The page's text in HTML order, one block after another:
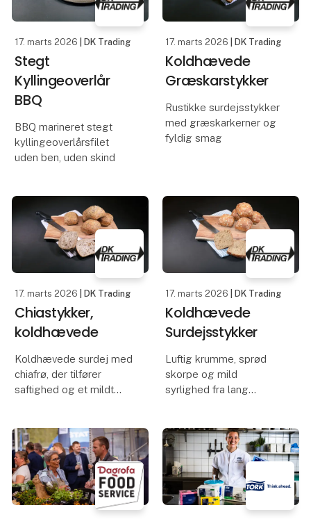
frugter særdeles god
sammen med solide
17. marts 2026 | DK Trading
Stegt
Kyllingeoverlår
BBQ
BBQ marineret stegt
kyllingeoverlårsfilet
uden ben, uden skind
17. marts 2026 | DK Trading
Koldhævede
Græskarstykker
Rustikke surdejsstykker
med græskarkerner og
fyldig smag
17. marts 2026 | DK Trading
Chiastykker,
koldhævede
Koldhævede surdej med
chiafrø, der tilfører
saftighed og et mildt
17. marts 2026 | DK Trading
Koldhævede
Surdejsstykker
Luftig krumme, sprød
skorpe og mild
syrlighed fra lang